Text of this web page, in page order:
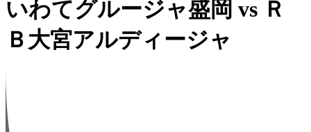
いわてグルージャ盛岡 vs Ｒ
Ｂ大宮アルディージャ